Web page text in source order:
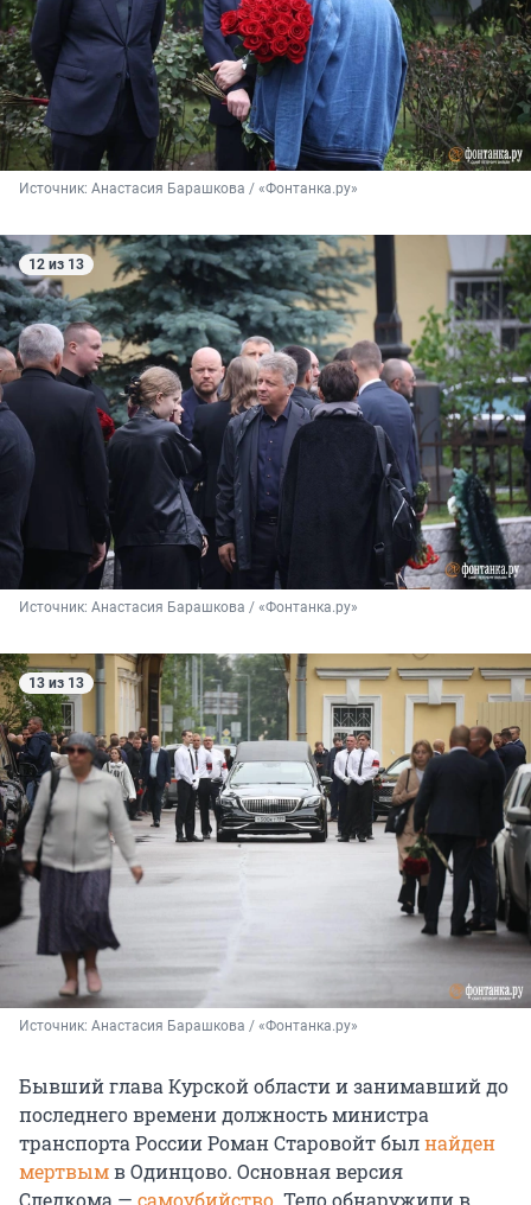
Источник: Анастасия Барашкова / «Фонтанка.ру»
12 из 13
Источник: Анастасия Барашкова / «Фонтанка.ру»
13 из 13
Источник: Анастасия Барашкова / «Фонтанка.ру»
Бывший глава Курской области и занимавший до
последнего времени должность министра
транспорта России Роман Старовойт былнайден
мертвымв Одинцово. Основная версия
Следкома — самоубийство . Тело обнаружили в